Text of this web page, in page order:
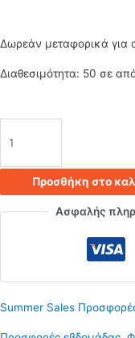
was:
5.50€.
τιμή
είναι:
Δωρεάν μεταφορικά για
Διαθεσιμότητα: 50 σε
οροφής
Τρίγωνο
(Πυραμίδα)
Προσθήκη στο
Ασφαλής
Summer Sales